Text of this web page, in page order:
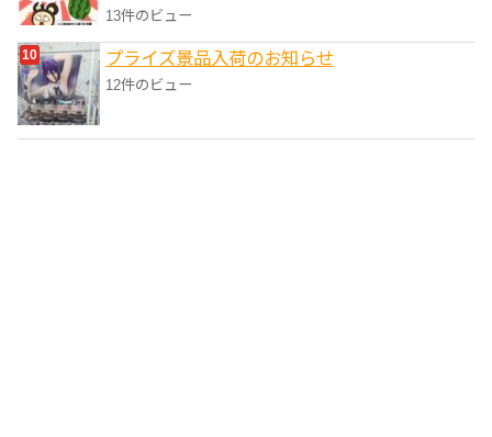
13件のビュー
プライズ景品入荷のお知らせ
12件のビュー